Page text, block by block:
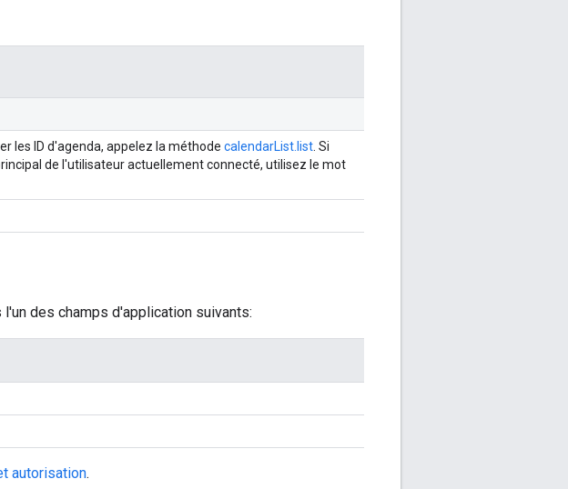
les ID d'agenda, appelez la méthode calendarList.list . Si
de l'utilisateur actuellement connecté, utilisez le mot
des champs d'application suivants:
autorisation.